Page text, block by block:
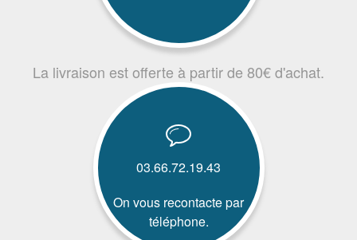
La livraison est offerte à partir de 80€ d'achat.
03.66.72.19.43
On vous recontacte par
téléphone.